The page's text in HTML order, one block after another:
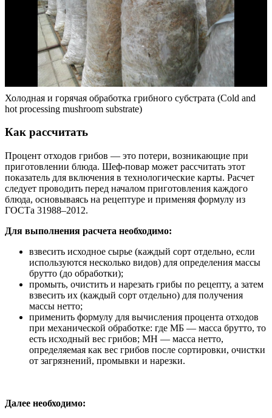
Холодная и горячая обработка грибного субстрата (Cold and
hot processing mushroom substrate)
Как рассчитать
Процент отходов грибов — это потери, возникающие при
приготовлении блюда. Шеф-повар может рассчитать этот
показатель для включения в технологические карты. Расчет
следует проводить перед началом приготовления каждого
блюда, основываясь на рецептуре и применяя формулу из
ГОСТа 31988–2012.
Для выполнения расчета необходимо:
взвесить исходное сырье (каждый сорт отдельно, если
используются несколько видов) для определения массы
брутто (до обработки);
промыть, очистить и нарезать грибы по рецепту, а затем
взвесить их (каждый сорт отдельно) для получения
массы нетто;
применить формулу для вычисления процента отходов
при механической обработке: где МБ — масса брутто, то
есть исходный вес грибов; МН — масса нетто,
определяемая как вес грибов после сортировки, очистки
от загрязнений, промывки и нарезки.
Далее необходимо: